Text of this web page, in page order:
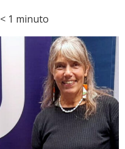
< 1 minuto